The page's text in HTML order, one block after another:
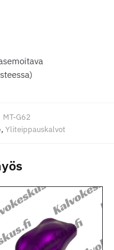
MT-G62
, Yliteippauskalvot